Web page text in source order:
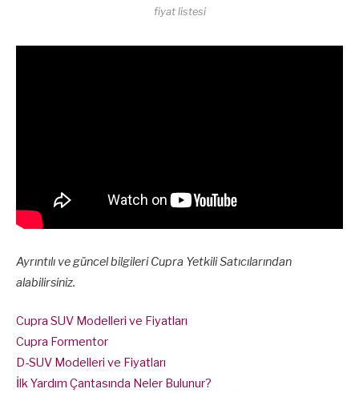
fiyat listesi
Ayrıntılı ve güncel bilgileri Cupra Yetkili Satıcılarından
alabilirsiniz.
Cupra SUV Modelleri ve Fiyatları
Cupra Formentor
D-SUV Modelleri ve Fiyatları
İlk Yardım Çantasında Neler Bulunur?